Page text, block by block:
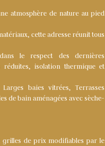
atmosphère de nature au pied
cette adresse réunit tous
le respect des dernières
réduites, isolation thermique et
baies vitrées, Terrasses
de bain aménagées avec sèche-
grilles de prix modifiables par le